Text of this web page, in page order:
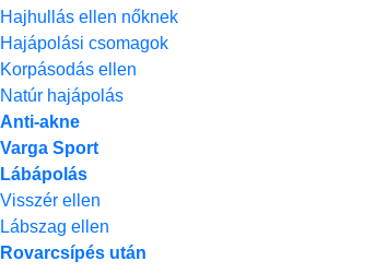
Hajhullás ellen nőknek
Hajápolási csomagok
Korpásodás ellen
Natúr hajápolás
Anti-akne
Varga Sport
Lábápolás
Visszér ellen
Lábszag ellen
Rovarcsípés után